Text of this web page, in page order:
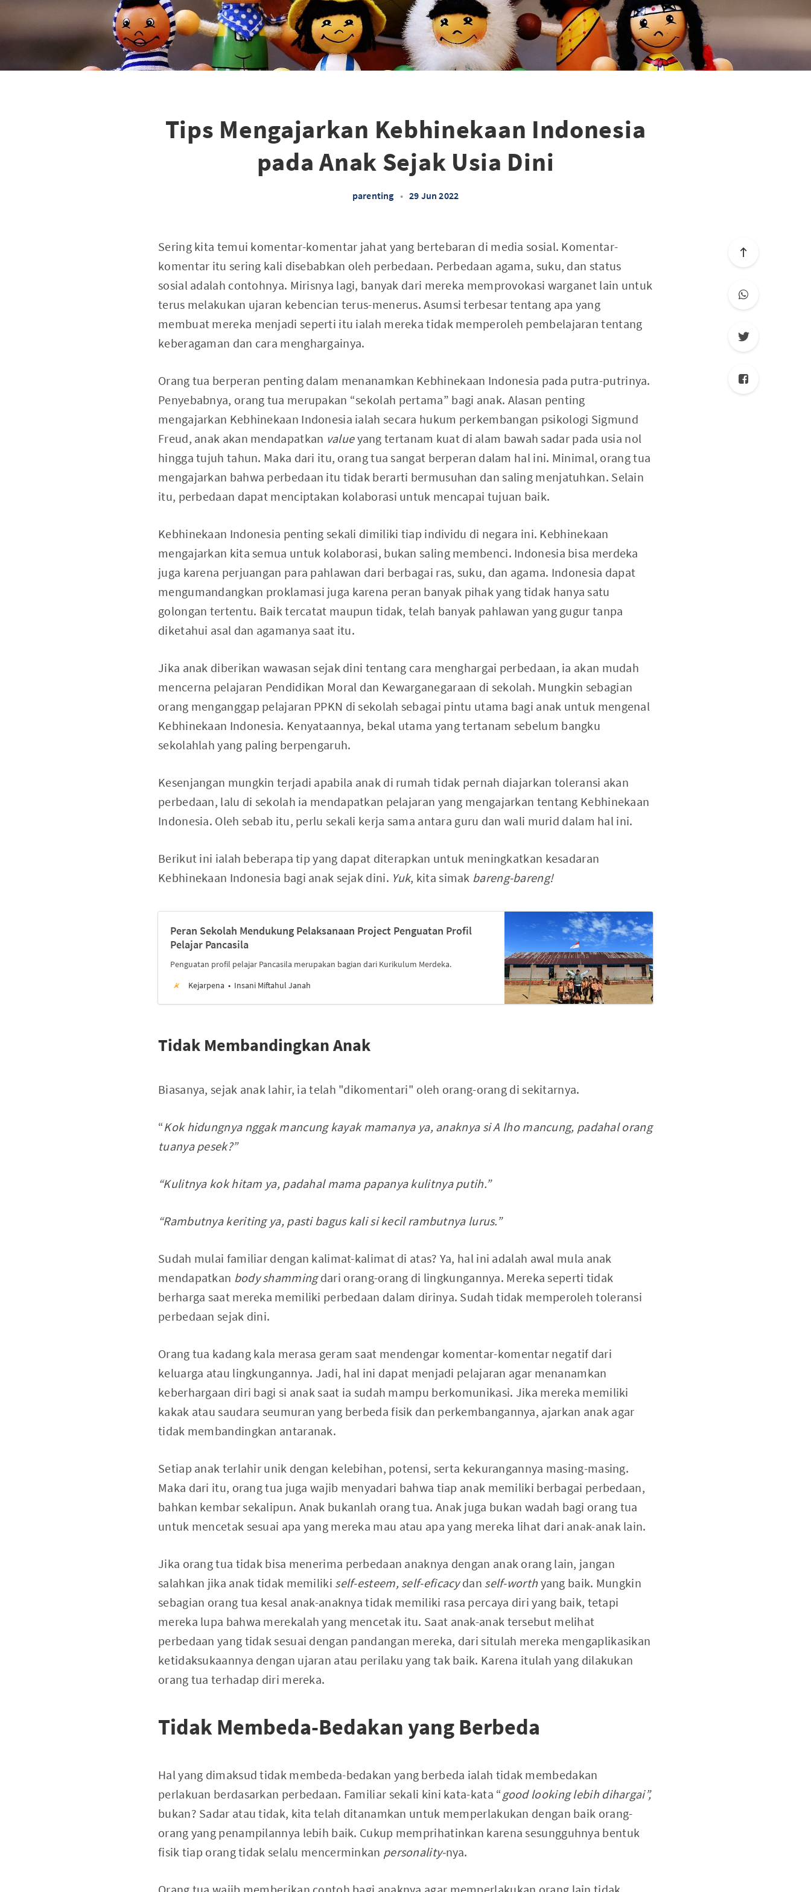
Tips Mengajarkan Kebhinekaan Indonesia
pada Anak Sejak Usia Dini
parenting • 29 Jun 2022
Sering kita temui komentar-komentar jahat yang bertebaran di media sosial. Komentar-
komentar itu sering kali disebabkan oleh perbedaan. Perbedaan agama, suku, dan status
sosial adalah contohnya. Mirisnya lagi, banyak dari mereka memprovokasi warganet lain untuk
terus melakukan ujaran kebencian terus-menerus. Asumsi terbesar tentang apa yang
membuat mereka menjadi seperti itu ialah mereka tidak memperoleh pembelajaran tentang
keberagaman dan cara menghargainya.
Orang tua berperan penting dalam menanamkan Kebhinekaan Indonesia pada putra-putrinya.
Penyebabnya, orang tua merupakan “sekolah pertama” bagi anak. Alasan penting
mengajarkan Kebhinekaan Indonesia ialah secara hukum perkembangan psikologi Sigmund
Freud, anak akan mendapatkan valueyang tertanam kuat di alam bawah sadar pada usia nol
hingga tujuh tahun. Maka dari itu, orang tua sangat berperan dalam hal ini. Minimal, orang tua
mengajarkan bahwa perbedaan itu tidak berarti bermusuhan dan saling menjatuhkan. Selain
itu, perbedaan dapat menciptakan kolaborasi untuk mencapai tujuan baik.
Kebhinekaan Indonesia penting sekali dimiliki tiap individu di negara ini. Kebhinekaan
mengajarkan kita semua untuk kolaborasi, bukan saling membenci. Indonesia bisa merdeka
juga karena perjuangan para pahlawan dari berbagai ras, suku, dan agama. Indonesia dapat
mengumandangkan proklamasi juga karena peran banyak pihak yang tidak hanya satu
golongan tertentu. Baik tercatat maupun tidak, telah banyak pahlawan yang gugur tanpa
diketahui asal dan agamanya saat itu.
Jika anak diberikan wawasan sejak dini tentang cara menghargai perbedaan, ia akan mudah
mencerna pelajaran Pendidikan Moral dan Kewarganegaraan di sekolah. Mungkin sebagian
orang menganggap pelajaran PPKN di sekolah sebagai pintu utama bagi anak untuk mengenal
Kebhinekaan Indonesia. Kenyataannya, bekal utama yang tertanam sebelum bangku
sekolahlah yang paling berpengaruh.
Kesenjangan mungkin terjadi apabila anak di rumah tidak pernah diajarkan toleransi akan
perbedaan, lalu di sekolah ia mendapatkan pelajaran yang mengajarkan tentang Kebhinekaan
Indonesia. Oleh sebab itu, perlu sekali kerja sama antara guru dan wali murid dalam hal ini.
Berikut ini ialah beberapa tip yang dapat diterapkan untuk meningkatkan kesadaran
Kebhinekaan Indonesia bagi anak sejak dini. Yuk, kita simak bareng-bareng!
Peran Sekolah Mendukung Pelaksanaan Project Penguatan Profil
Pelajar Pancasila
Penguatan profil pelajar Pancasila merupakan bagian dari Kurikulum Merdeka.
Kejarpena
Insani Miftahul Janah
Tidak Membandingkan Anak
Biasanya, sejak anak lahir, ia telah "dikomentari" oleh orang-orang di sekitarnya.
“Kok hidungnya nggak mancung kayak mamanya ya, anaknya si A lho mancung, padahal orang
tuanya pesek?”
“Kulitnya kok hitam ya, padahal mama papanya kulitnya putih.”
“Rambutnya keriting ya, pasti bagus kali si kecil rambutnya lurus.”
Sudah mulai familiar dengan kalimat-kalimat di atas? Ya, hal ini adalah awal mula anak
mendapatkan body shammingdari orang-orang di lingkungannya. Mereka seperti tidak
berharga saat mereka memiliki perbedaan dalam dirinya. Sudah tidak memperoleh toleransi
perbedaan sejak dini.
Orang tua kadang kala merasa geram saat mendengar komentar-komentar negatif dari
keluarga atau lingkungannya. Jadi, hal ini dapat menjadi pelajaran agar menanamkan
keberhargaan diri bagi si anak saat ia sudah mampu berkomunikasi. Jika mereka memiliki
kakak atau saudara seumuran yang berbeda fisik dan perkembangannya, ajarkan anak agar
tidak membandingkan antaranak.
Setiap anak terlahir unik dengan kelebihan, potensi, serta kekurangannya masing-masing.
Maka dari itu, orang tua juga wajib menyadari bahwa tiap anak memiliki berbagai perbedaan,
bahkan kembar sekalipun. Anak bukanlah orang tua. Anak juga bukan wadah bagi orang tua
untuk mencetak sesuai apa yang mereka mau atau apa yang mereka lihat dari anak-anak lain.
Jika orang tua tidak bisa menerima perbedaan anaknya dengan anak orang lain, jangan
salahkan jika anak tidak memiliki self-esteem, self-eficacydan self-worthyang baik. Mungkin
sebagian orang tua kesal anak-anaknya tidak memiliki rasa percaya diri yang baik, tetapi
mereka lupa bahwa merekalah yang mencetak itu. Saat anak-anak tersebut melihat
perbedaan yang tidak sesuai dengan pandangan mereka, dari situlah mereka mengaplikasikan
ketidaksukaannya dengan ujaran atau perilaku yang tak baik. Karena itulah yang dilakukan
orang tua terhadap diri mereka.
Tidak Membeda-Bedakan yang Berbeda
Hal yang dimaksud tidak membeda-bedakan yang berbeda ialah tidak membedakan
perlakuan berdasarkan perbedaan. Familiar sekali kini kata-kata “ good looking lebih dihargai”,
bukan? Sadar atau tidak, kita telah ditanamkan untuk memperlakukan dengan baik orang-
orang yang penampilannya lebih baik. Cukup memprihatinkan karena sesungguhnya bentuk
fisik tiap orang tidak selalu mencerminkan personality-nya.